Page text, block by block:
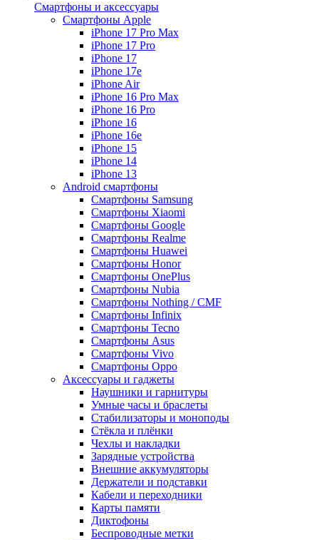
Смартфоны и аксессуары
Смартфоны Apple
iPhone 17 Pro Max
iPhone 17 Pro
iPhone 17
iPhone 17e
iPhone Air
iPhone 16 Pro Max
iPhone 16 Pro
iPhone 16
iPhone 16e
iPhone 15
iPhone 14
iPhone 13
Android cмартфоны
Смартфоны Samsung
Смартфоны Xiaomi
Смартфоны Google
Смартфоны Realme
Смартфоны Huawei
Смартфоны Honor
Смартфоны OnePlus
Смартфоны Nubia
Смартфоны Nothing / CMF
Смартфоны Infinix
Смартфоны Tecno
Смартфоны Asus
Смартфоны Vivo
Смартфоны Oppo
Аксессуары и гаджеты
Наушники и гарнитуры
Умные часы и браслеты
Стабилизаторы и моноподы
Стёкла и плёнки
Чехлы и накладки
Зарядные устройства
Внешние аккумуляторы
Держатели и подставки
Кабели и переходники
Карты памяти
Диктофоны
Беспроводные метки